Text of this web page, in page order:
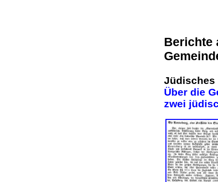
Berichte
Jüdisches
Über die
zwei